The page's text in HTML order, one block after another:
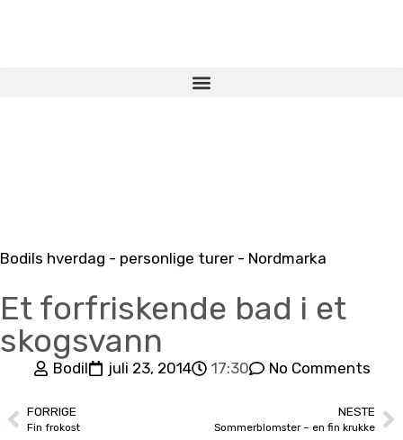
Bodils hverdag - personlige turer - Nordmarka
Et forfriskende bad i et
skogsvann
Bodil juli 23, 2014 17:30 No Comments
FORRIGE
Fin frokost
NESTE
Sommerblomster – en fin krukke